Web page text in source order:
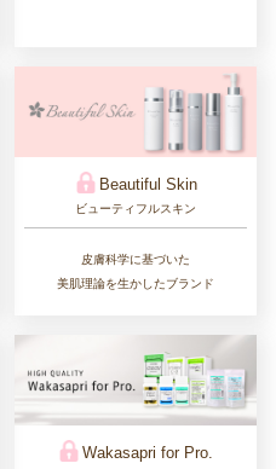
Beautiful Skin
ビューティフルスキン
皮膚科学に基づいた
美肌理論を生かしたブランド
Wakasapri for Pro.